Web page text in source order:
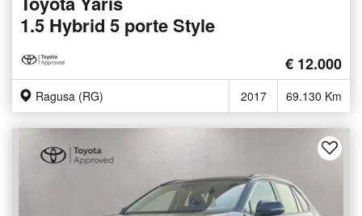
1.5 Hybrid 5 porte Style
€ 12.000
Ragusa (RG) 2017 69.130 Km